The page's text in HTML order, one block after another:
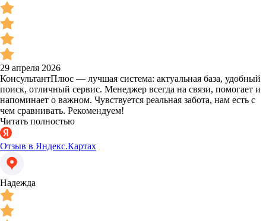
29 апреля 2026
КонсультантПлюс — лучшая система: актуальная база, удобный
поиск, отличный сервис. Менеджер всегда на связи, помогает и
напоминает о важном. Чувствуется реальная забота, нам есть с
чем сравнивать. Рекомендуем!
Читать полностью
Отзыв в Яндекс.Картах
Надежда